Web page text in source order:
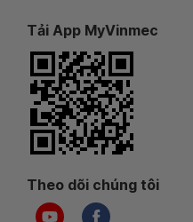
Tải App MyVinmec
Theo dõi chúng tôi